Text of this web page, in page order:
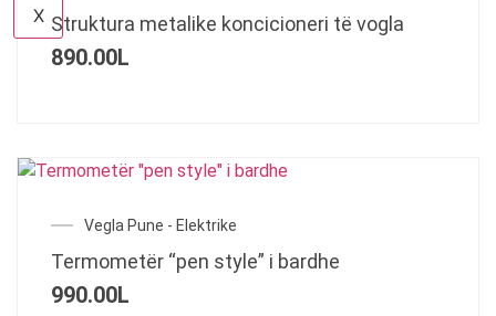
X Struktura metalike koncicioneri të vogla
890.00L
Vegla Pune - Elektrike
Termometër “pen style” i bardhe
990.00L